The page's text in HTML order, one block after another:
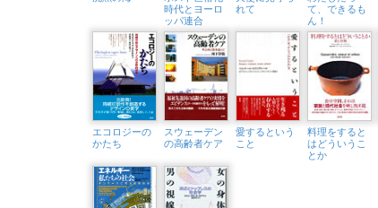
時代とヨーロ
ッパ連合
れて
て、できるも
ん！
エコロジーの
かたち
スウェーデン
の高齢者ケア
愛するという
こと
料理をすると
はどういうこ
とか